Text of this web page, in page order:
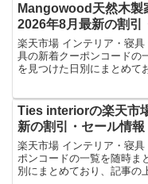
Mangowood天然木製
2026年8月最新の割引
楽天市場 インテリア・寝
具の新着クーポンコードの
を見つけた日別にまとめて
Ties interiorの楽天市
新の割引・セール情報
楽天市場 インテリア・寝
ポンコードの一覧を随時ま
別にまとめており、記事の